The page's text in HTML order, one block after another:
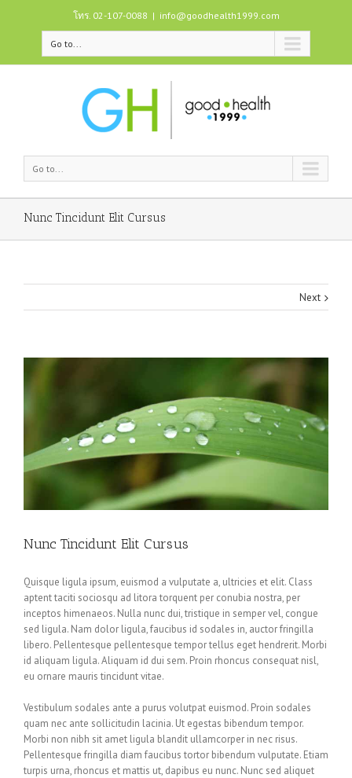
โทร. 02-107-0088 | info@goodhealth1999.com
Go to...
Go to...
Nunc Tincidunt Elit Cursus
Next
Nunc Tincidunt Elit Cursus
Quisque ligula ipsum, euismod a vulputate a, ultricies et elit. Class
aptent taciti sociosqu ad litora torquent per conubia nostra, per
inceptos himenaeos. Nulla nunc dui, tristique in semper vel, congue
sed ligula. Nam dolor ligula, faucibus id sodales in, auctor fringilla
libero. Pellentesque pellentesque tempor tellus eget hendrerit. Morbi
id aliquam ligula. Aliquam id dui sem. Proin rhoncus consequat nisl,
eu ornare mauris tincidunt vitae.
Vestibulum sodales ante a purus volutpat euismod. Proin sodales
quam nec ante sollicitudin lacinia. Ut egestas bibendum tempor.
Morbi non nibh sit amet ligula blandit ullamcorper in nec risus.
Pellentesque fringilla diam faucibus tortor bibendum vulputate. Etiam
turpis urna, rhoncus et mattis ut, dapibus eu nunc. Nunc sed aliquet